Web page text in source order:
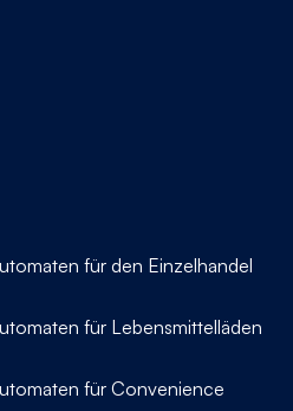
für den Einzelhandel
für Lebensmittelläden
für Convenience